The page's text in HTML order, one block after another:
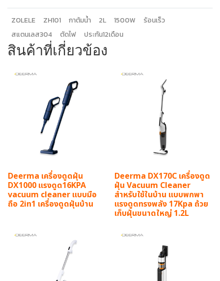
ZOLELE ZH101 กาต้มน้ำ 2L 1500W
ร้อนเร็ว
สแตนเลส304
ตัดไฟ ประกัน12เดือน
สินค้าที่เกี่ยวข้อง
Deerma เครื่องดูดฝุ่น
DX1000 แรงดูด16KPA
vacuum cleaner แบบมือ
ถือ 2in1 เครื่องดูดฝุ่นบ้าน
Deerma DX170C เครื่องดูด
ฝุ่น Vacuum Cleaner
สำหรับใช้ในบ้าน แบบพกพา
แรงดูดทรงพลัง 17Kpa ถ้วย
เก็บฝุ่นขนาดใหญ่ 1.2L